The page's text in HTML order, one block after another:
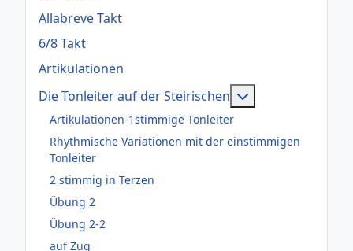
Allabreve Takt
6/8 Takt
Artikulationen
Die Tonleiter auf der Steirischen
Artikulationen-1stimmige Tonleiter
Rhythmische Variationen mit der einstimmigen
Tonleiter
2 stimmig in Terzen
Übung 2
Übung 2-2
auf Zug